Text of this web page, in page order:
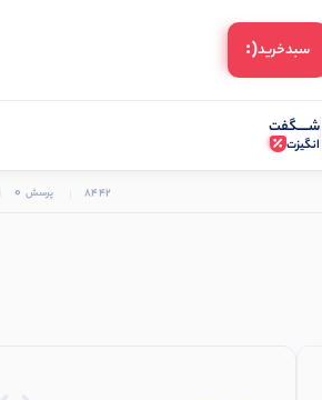
سبد‌خرید(:
شـــــگفت
انگیزت
8442 پرسش 0